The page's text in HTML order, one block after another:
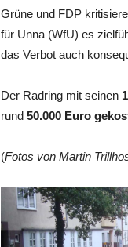
Grüne und FDP
für Unna (WfU) es
das Verbot auch
Der Radring mit seinen
rund 50.000 Euro
(Fotos von Martin